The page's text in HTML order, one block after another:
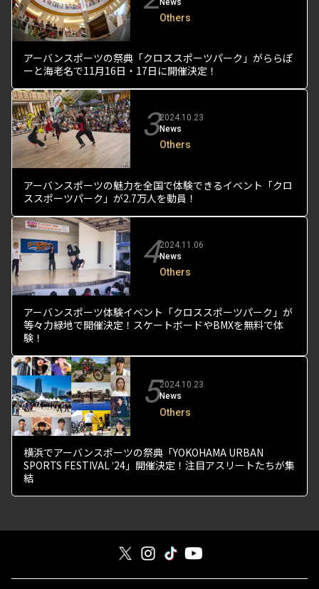
Others
アーバンスポーツの祭典「クロススポーツパーク」がららぽ
ーと海老名で11月16日・17日に開催決定！
32024.10.23
News
Others
アーバンスポーツの魅力を全国で体験できるイベント「クロ
ススポーツパーク」が2.7万人を動員！
42024.11.06
News
Others
アーバンスポーツ体験イベント「クロススポーツパーク」が
等々力緑地で開催決定！スケートボードやBMXを無料で体
験！
52024.10.23
News
Others
横浜でアーバンスポーツの祭典「YOKOHAMA URBAN
SPORTS FESTIVAL ʼ24」開催決定！注目アスリートたちが集
結